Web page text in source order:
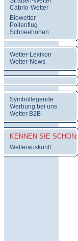
Cabrio-Wetter
Biowetter
Pollenflug
Schneehöhen
Wetter-Lexikon
Wetter-News
Symbollegende
Werbung bei uns
Wetter B2B
KENNEN SIE SCHON:
Wetterauskunft